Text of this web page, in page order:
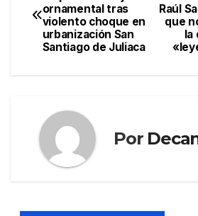
de
entradas
Raúl
que
la
ornamental tras
violento choque en
urbanización San
Santiago de Juliaca
Por